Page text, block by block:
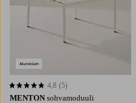
MENTON sohvamoduuli
4,8 perustuen 5 arvosanaan
4,8 (5)